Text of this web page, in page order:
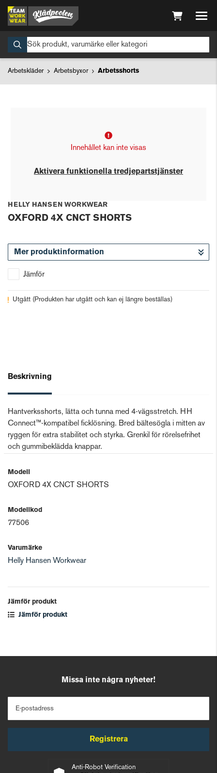
Arbetskläder Arbetsbyxor Arbetsshorts
Innehållet kan inte visas
Aktivera funktionella tredjepartstjänster
HELLY HANSEN WORKWEAR
OXFORD 4X CNCT SHORTS
Mer produktinformation
Jämför
Utgått (Produkten har utgått och kan ej längre beställas)
Beskrivning
Hantverksshorts, lätta och tunna med 4-vägsstretch. HH
Connect™-kompatibel ficklösning. Bred bältesögla i mitten av
ryggen för extra stabilitet och styrka. Grenkil för rörelsefrihet
och gummibeklädda knappar.
Modell
OXFORD 4X CNCT SHORTS
Modellkod
77506
Varumärke
Helly Hansen Workwear
Jämför produkt
Jämför produkt
Missa inte några nyheter!
E-postadress
Registrera
Anti-Robot Verification